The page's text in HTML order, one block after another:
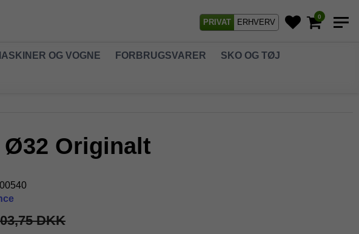
PRIVAT ERHVERV
0
OG VOGNE FORBRUGSVARER SKO OG TØJ
Ø32 Originalt
DKK